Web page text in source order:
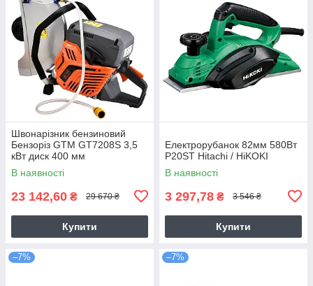
Швонарізник бензиновий
Бензоріз GTM GT7208S 3,5
кВт диск 400 мм
В наявності
23 142,60 ₴ 29 670 ₴
Купити
Електрорубанок 82мм 580Вт
P20ST Hitachi / HiKOKI
В наявності
3 297,78 ₴ 3 546 ₴
Купити
–7% –7%